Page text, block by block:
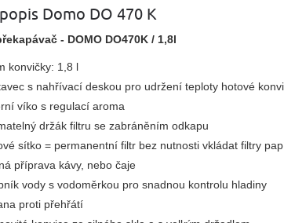
Domo DO 470 K
- DOMO DO470K / 1,8l
konvičky: 1,8 l
s nahřívací deskou pro udržení teploty hotové
víko s regulací aroma
držák filtru se zabráněním odkapu
sítko = permanentní filtr bez nutnosti vkládat filtry
příprava kávy, nebo čaje
vody s vodoměrkou pro snadnou kontrolu hladiny
proti přehřátí